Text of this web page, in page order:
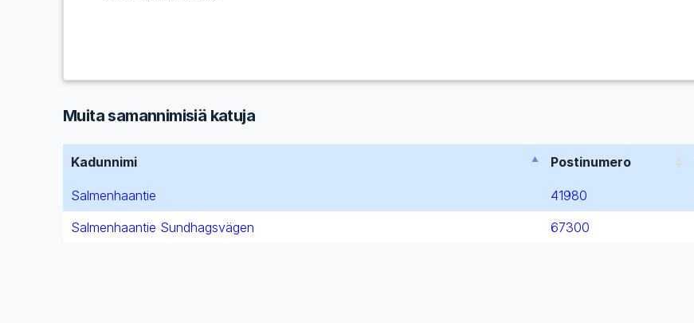
Muita samannimisiä katuja
Kadunnimi Postinumero
Salmenhaantie 41980
Salmenhaantie Sundhagsvägen
67300